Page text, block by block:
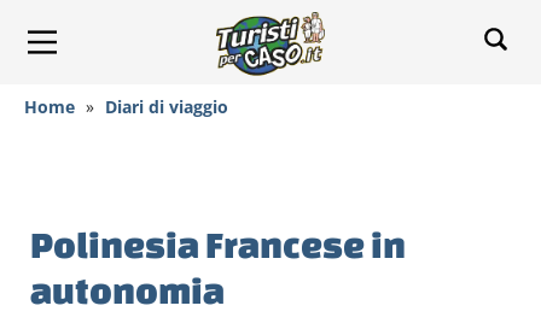
Home » Diari di viaggio
Polinesia Francese in
autonomia